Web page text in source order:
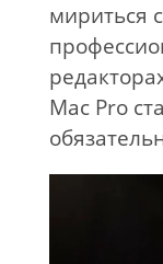
мириться
Mac Pro